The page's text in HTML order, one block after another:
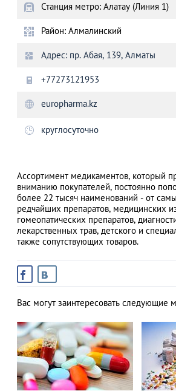
АЗАД
Станция метро: Алатау (Линия 1)
Район: Алмалинский
Адрес: пр. Абая, 139, Алматы
+77273121953
europharma.kz
круглосуточно
Ассортимент медикаментов, который
вниманию покупателей, постоянно
более 22 тысяч наименований - от
редчайших препаратов, медицинских
гомеопатических препаратов,
лекарственных трав, детского и
также сопутствующих товаров.
Вас могут заинтересовать следующие